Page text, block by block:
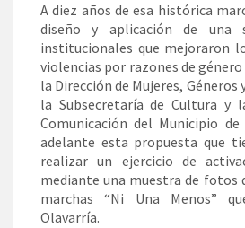
A diez años de esa histórica
diseño y aplicación de una
institucionales que mejoraron
violencias por razones de género
la Dirección de Mujeres, Géneros
la Subsecretaría de Cultura y
Comunicación del Municipio
adelante esta propuesta que
realizar un ejercicio de
mediante una muestra de fotos
marchas “Ni Una Menos”
Olavarría.